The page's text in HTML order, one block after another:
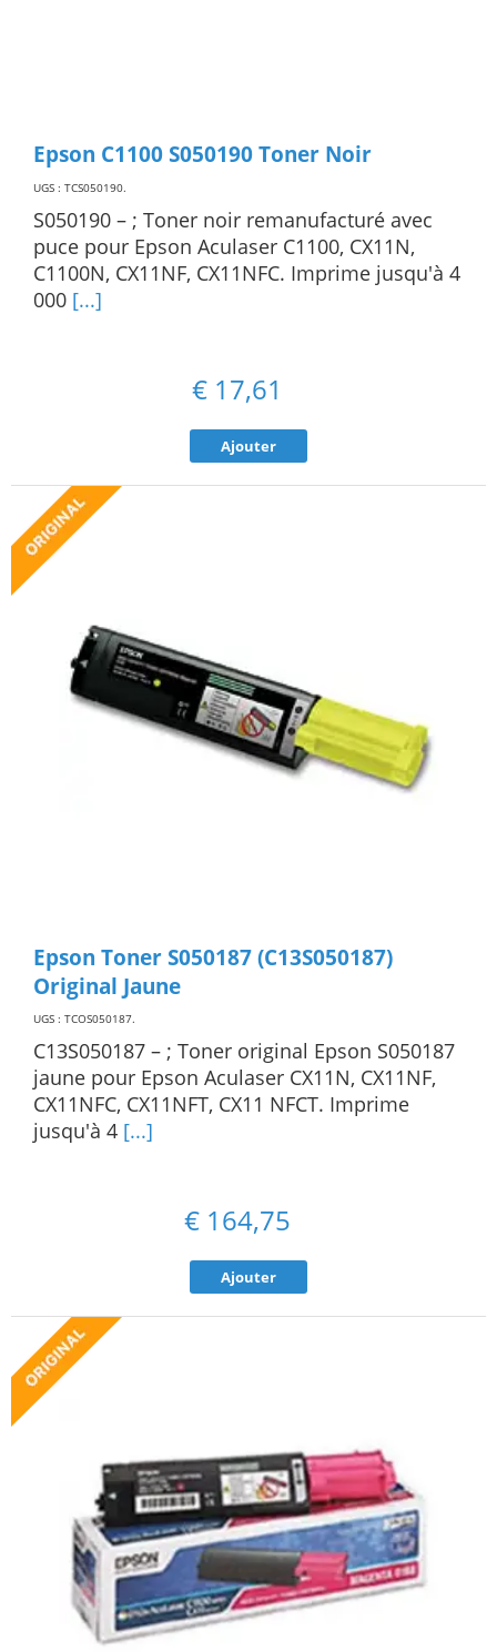
Epson C1100 S050190 Toner Noir
UGS : TCS050190.
S050190 – ; Toner noir remanufacturé avec
puce pour Epson Aculaser C1100, CX11N,
C1100N, CX11NF, CX11NFC. Imprime jusqu'à 4
000 [...]
€ 17,61
Ajouter
Epson Toner S050187 (C13S050187)
Original Jaune
UGS : TCOS050187.
C13S050187 – ; Toner original Epson S050187
jaune pour Epson Aculaser CX11N, CX11NF,
CX11NFC, CX11NFT, CX11 NFCT. Imprime
jusqu'à 4 [...]
€ 164,75
Ajouter